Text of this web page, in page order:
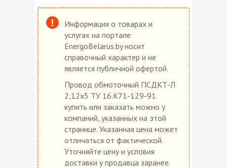
Информация о товарах и
услугах на портале
EnergoBelarus.by носит
справочный характер и не
является публичной офертой.
Провод обмоточный ПСДКТ-Л
2,12х5 ТУ 16.К71-129-91
купить или заказать можно у
компаний, указанных на этой
странице. Указанная цена может
отличаться от фактической.
Уточняйте цену и условия
доставки у продавца заранее.